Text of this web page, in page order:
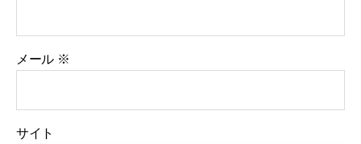
メール ※
サイト